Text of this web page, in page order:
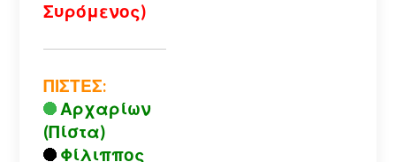
Συρόμενος)
ΠΙΣΤΕΣ:
Αρχαρίων
(Πίστα)
Φίλιππος